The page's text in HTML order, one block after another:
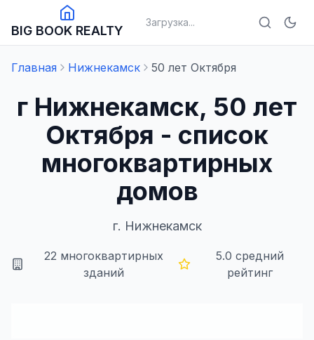
BIG BOOK REALTY
Загрузка...
Главная Нижнекамск 50 лет Октября
г Нижнекамск, 50 лет
Октября - список
многоквартирных
домов
г. Нижнекамск
22 многоквартирных
зданий
5.0 средний
рейтинг